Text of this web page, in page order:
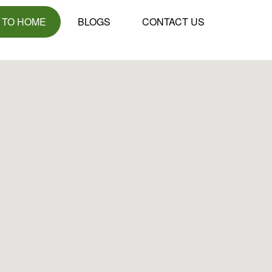
HOME BLOGS CONTACT US